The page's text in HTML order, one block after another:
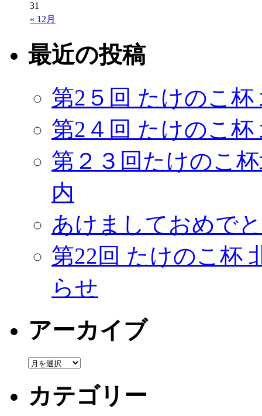
« 12月
31
最近の投稿
第2５回 たけのこ
第2４回 たけのこ
第２３回たけのこ
内
あけましておめで
第22回 たけのこ杯
らせ
アーカイブ
カテゴリー